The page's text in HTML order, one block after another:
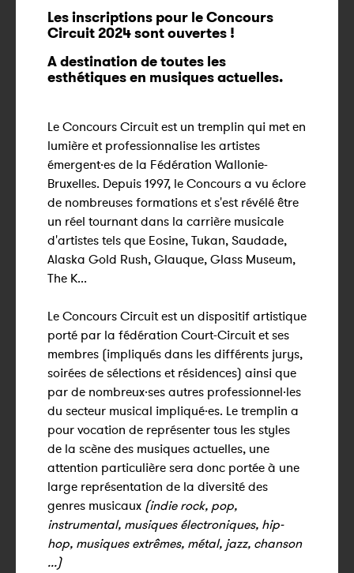
Les inscriptions pour le Concours
Circuit 2024 sont ouvertes !
A destination de toutes les
esthétiques en musiques actuelles.
Le Concours Circuit est un tremplin qui met en
lumière et professionnalise les artistes
émergent·es de la Fédération Wallonie-
Bruxelles. Depuis 1997, le Concours a vu éclore
de nombreuses formations et s'est révélé être
un réel tournant dans la carrière musicale
d'artistes tels que Eosine, Tukan, Saudade,
Alaska Gold Rush, Glauque, Glass Museum,
The K...
Le Concours Circuit est un dispositif artistique
porté par la fédération Court-Circuit et ses
membres (impliqués dans les différents jurys,
soirées de sélections et résidences) ainsi que
par de nombreux·ses autres professionnel·les
du secteur musical impliqué·es. Le tremplin a
pour vocation de représenter tous les styles
de la scène des musiques actuelles, une
attention particulière sera donc portée à une
large représentation de la diversité des
genres musicaux (indie rock, pop,
instrumental, musiques électroniques, hip-
hop, musiques extrêmes, métal, jazz, chanson
...)